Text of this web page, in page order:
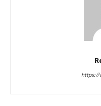
https://